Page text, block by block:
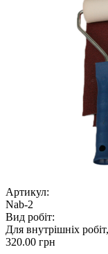
Артикул:
Nab-2
Вид робіт:
Для внутрішніх
320.00 грн